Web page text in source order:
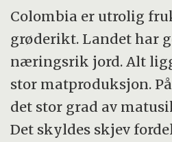
Colombia er utrolig
grøderikt. Landet har
næringsrik jord. Alt
stor matproduksjon.
det stor grad av
Det skyldes skjev